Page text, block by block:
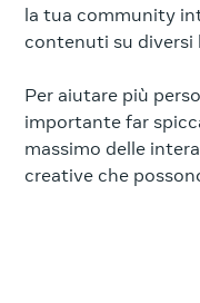
la tua community
contenuti su diversi
Per aiutare più
importante far
massimo delle
creative che